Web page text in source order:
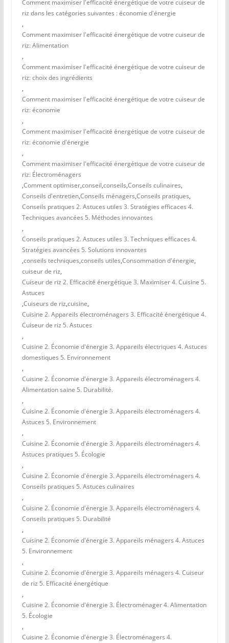
Comment maximiser l'efficacité énergétique de votre cuiseur de
riz dans les catégories suivantes : économie d'énergie
,
Comment maximiser l'efficacité énergétique de votre cuiseur de
riz: Alimentation
,
Comment maximiser l'efficacité énergétique de votre cuiseur de
riz: choix des ingrédients
,
Comment maximiser l'efficacité énergétique de votre cuiseur de
riz: économie
,
Comment maximiser l'efficacité énergétique de votre cuiseur de
riz: économie d'énergie
,
Comment maximiser l'efficacité énergétique de votre cuiseur de
riz: Électroménagers
,Comment optimiser,conseil,conseils,Conseils culinaires,
Conseils d'entretien,Conseils ménagers,Conseils pratiques,
Conseils pratiques 2. Astuces utiles 3. Stratégies efficaces 4.
Techniques avancées 5. Méthodes innovantes
,
Conseils pratiques 2. Astuces utiles 3. Techniques efficaces 4.
Stratégies avancées 5. Solutions innovantes
,conseils techniques,conseils utiles,Consommation d'énergie,
cuiseur de riz,
Cuiseur de riz 2. Efficacité énergétique 3. Maximiser 4. Cuisine 5.
Astuces
,Cuiseurs de riz,cuisine,
Cuisine 2. Appareils électroménagers 3. Efficacité énergétique 4.
Cuiseur de riz 5. Astuces
,
Cuisine 2. Économie d'énergie 3. Appareils électriques 4. Astuces
domestiques 5. Environnement
,
Cuisine 2. Économie d'énergie 3. Appareils électroménagers 4.
Alimentation saine 5. Durabilité.
,
Cuisine 2. Économie d'énergie 3. Appareils électroménagers 4.
Astuces 5. Environnement
,
Cuisine 2. Économie d'énergie 3. Appareils électroménagers 4.
Astuces pratiques 5. Écologie
,
Cuisine 2. Économie d'énergie 3. Appareils électroménagers 4.
Conseils pratiques 5. Astuces culinaires
,
Cuisine 2. Économie d'énergie 3. Appareils électroménagers 4.
Conseils pratiques 5. Durabilité
,
Cuisine 2. Économie d'énergie 3. Appareils ménagers 4. Astuces
5. Environnement
,
Cuisine 2. Économie d'énergie 3. Appareils ménagers 4. Cuiseur
de riz 5. Efficacité énergétique
,
Cuisine 2. Économie d'énergie 3. Électroménager 4. Alimentation
5. Écologie
,
Cuisine 2. Économie d'énergie 3. Électroménagers 4.